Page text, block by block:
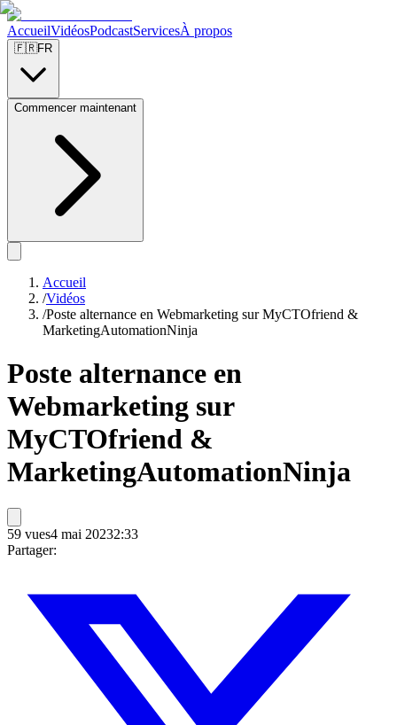
AccueilVidéosPodcastServicesÀ propos
🇫🇷FR
Commencer maintenant
Accueil
/Vidéos
/Poste alternance en Webmarketing sur MyCTOfriend &
MarketingAutomationNinja
Poste alternance en
Webmarketing sur
MyCTOfriend &
MarketingAutomationNinja
59 vues4 mai 20232:33
Partager: